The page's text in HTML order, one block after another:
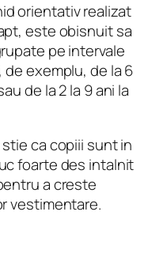
orientativ realizat
este obisnuit sa
pe intervale
exemplu, de la 6
de la 2 la 9 ani la
ca copiii sunt in
foarte des intalnit
a creste
vestimentare.